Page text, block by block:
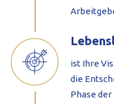
ist Ihre
die
Phase